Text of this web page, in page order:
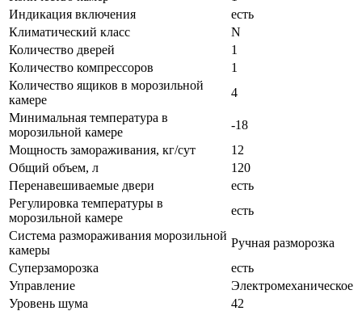
Индикация включения
есть
Климатический класс
N
Количество дверей
1
Количество компрессоров
1
Количество ящиков в морозильной
камере
4
Минимальная температура в
морозильной камере
-18
Мощность замораживания, кг/сут
12
Общий объем, л
120
Перенавешиваемые двери
есть
Регулировка температуры в
морозильной камере
есть
Система размораживания морозильной
камеры
Ручная разморозка
Суперзаморозка
есть
Управление
Электромеханическое
Уровень шума
42